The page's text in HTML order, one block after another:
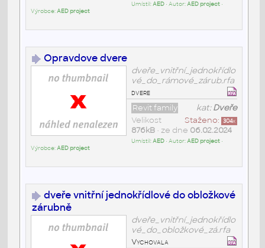
Umístil:AED• Autor:AED project•
Výrobce:AED project
Opravdove dvere
dveře_vnitřní_jednokřídlo
vé_do_rámové_zárub.rfa
dvere
kat:Dveře
Revit family
Staženo: 304x
Velikost
876kB• ze dne 06.02.2024
Umístil:AED• Autor:AED project•
Výrobce:AED project
dveře vnitřní jednokřídlové do obložkové
zárubně
dveře_vnitřní_jednokřídlo
vé_do_obložkové_zá.rfa
Vychovala